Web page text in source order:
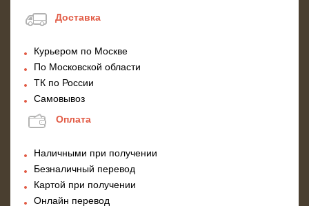
Доставка
Курьером по Москве
По Московской области
ТК по России
Самовывоз
Оплата
Наличными при получении
Безналичный перевод
Картой при получении
Онлайн перевод